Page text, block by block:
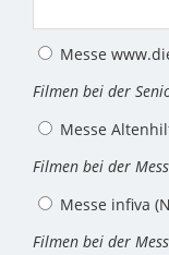
Messe
Filmen bei der
Messe
Filmen bei der
Messe infiva
Filmen bei der